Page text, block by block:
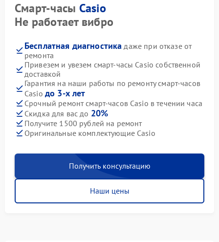
Смарт-часы Casio
Не работает вибро
Бесплатная диагностика даже при отказе от
ремонта
Привезем и увезем смарт-часы Casio собственной
доставкой
Гарантия на наши работы по ремонту смарт-часов
Casio до 3-х лет
Срочный ремонт смарт-часов Casio в течении часа
Скидка для вас до 20%
Получите 1500 рублей на ремонт
Оригинальные комплектующие Casio
Получить консультацию
Наши цены